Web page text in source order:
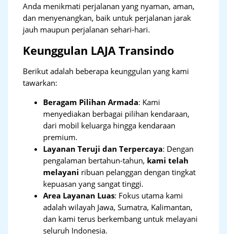
Anda menikmati perjalanan yang nyaman, aman,
dan menyenangkan, baik untuk perjalanan jarak
jauh maupun perjalanan sehari-hari.
Keunggulan LAJA Transindo
Berikut adalah beberapa keunggulan yang kami
tawarkan:
Beragam Pilihan Armada: Kami
menyediakan berbagai pilihan kendaraan,
dari mobil keluarga hingga kendaraan
premium.
Layanan Teruji dan Terpercaya: Dengan
pengalaman bertahun-tahun, kami telah
melayani ribuan pelanggan dengan tingkat
kepuasan yang sangat tinggi.
Area Layanan Luas: Fokus utama kami
adalah wilayah Jawa, Sumatra, Kalimantan,
dan kami terus berkembang untuk melayani
seluruh Indonesia.